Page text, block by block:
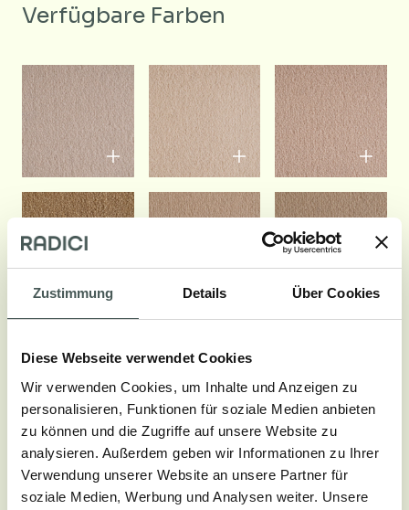
Zustimmung Details Über Cookies
Diese Webseite verwendet Cookies
Wir verwenden Cookies, um Inhalte und Anzeigen zu
personalisieren, Funktionen für soziale Medien anbieten
zu können und die Zugriffe auf unsere Website zu
analysieren. Außerdem geben wir Informationen zu Ihrer
Verwendung unserer Website an unsere Partner für
soziale Medien, Werbung und Analysen weiter. Unsere
Verfügbare Farben